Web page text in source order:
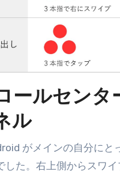
ールセンタ
ル
がメインの自分にと
した。右上側からスワ